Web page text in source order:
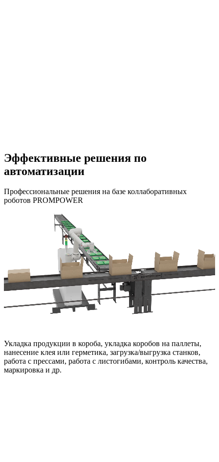
Эффективные решения по
автоматизации
Профессиональные решения на базе коллаборативных
роботов PROMPOWER
Укладка продукции в короба, укладка коробов на паллеты,
нанесение клея или герметика, загрузка/выгрузка станков,
работа с прессами, работа с листогибами, контроль качества,
маркировка и др.